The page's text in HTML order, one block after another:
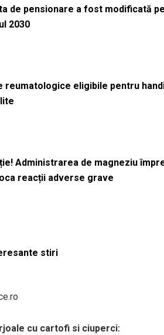
de pensionare a fost modificată
2030
reumatologice eligibile pentru
Administrarea de magneziu
reacții adverse grave
stiri
cu cartofi si ciuperci: